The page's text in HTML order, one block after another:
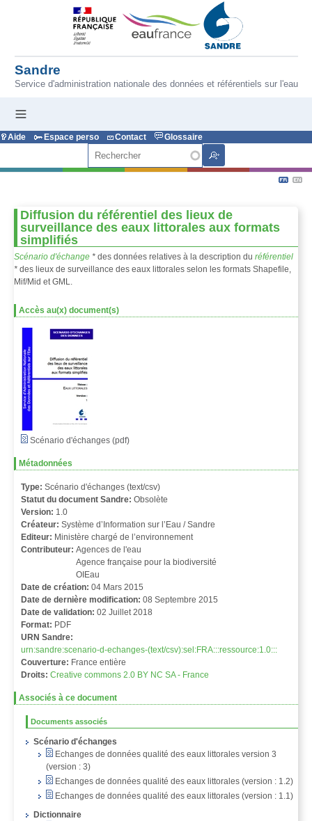
Aller au contenu principal
Sandre
Service d'administration nationale des données et référentiels sur l'eau
Aide Espace perso Contact
Glossaire
Diffusion du référentiel des lieux de
surveillance des eaux littorales aux formats
simplifiés
Scénario d'échange * des données relatives à la description du référentiel
* des lieux de surveillance des eaux littorales selon les formats Shapefile,
Mif/Mid et GML.
Accès au(x) document(s)
Scénario d'échanges (pdf)
Métadonnées
Type: Scénario d'échanges (text/csv)
Statut du document Sandre: Obsolète
Version: 1.0
Créateur: Système d’Information sur l’Eau / Sandre
Editeur: Ministère chargé de l’environnement
Contributeur: Agences de l'eau
Agence française pour la biodiversité
OIEau
Date de création: 04 Mars 2015
Date de dernière modification: 08 Septembre 2015
Date de validation: 02 Juillet 2018
Format: PDF
URN Sandre:
urn:sandre:scenario-d-echanges-(text/csv):sel:FRA:::ressource:1.0:::
Couverture: France entière
Droits: Creative commons 2.0 BY NC SA - France
Associés à ce document
Documents associés
Scénario d'échanges
Echanges de données qualité des eaux littorales version 3
(version : 3)
Echanges de données qualité des eaux littorales (version : 1.2)
Echanges de données qualité des eaux littorales (version : 1.1)
Dictionnaire